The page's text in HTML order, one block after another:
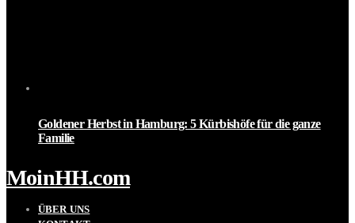
Goldener Herbst in Hamburg: 5 Kürbishöfe für die ganze
Familie
MoinHH.com
ÜBER UNS